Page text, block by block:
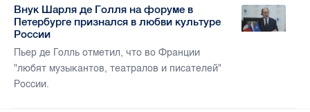
Внук Шарля де Голля на форуме в
Петербурге признался в любви культуре
России
Пьер де Голль отметил, что во Франции
"любят музыкантов, театралов и писателей"
России.